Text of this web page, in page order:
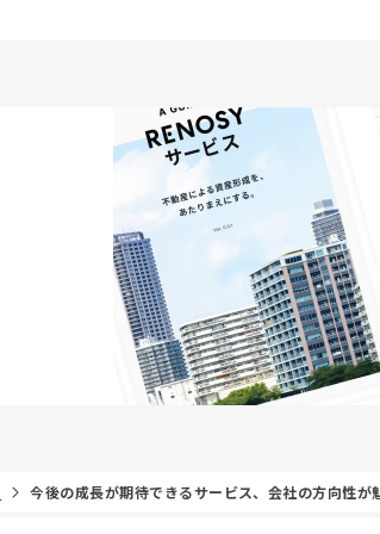
今後の成長が期待できるサービス、会社の方向性が